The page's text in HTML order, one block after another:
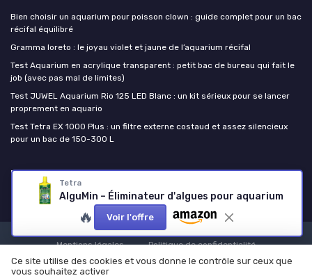
Tetra
AlguMin – Éliminateur d'algues pour aquarium
🔥 Voir l'offre
Bien choisir un aquarium pour poisson clown : guide complet pour un bac
récifal équilibré
Gramma loreto : le joyau violet et jaune de l’aquarium récifal
Test Aquarium en acrylique transparent : petit bac de bureau qui fait le
job (avec pas mal de limites)
Test JUWEL Aquarium Rio 125 LED Blanc : un kit sérieux pour se lancer
proprement en aquario
Test Tetra EX 1000 Plus : un filtre externe costaud et assez silencieux
pour un bac de 150-300 L
Passion Poissons
Mentions légales
Politique de confidentialité
© Passion Poissons 2026
Ce site utilise des cookies et vous donne le contrôle sur ceux que
vous souhaitez activer